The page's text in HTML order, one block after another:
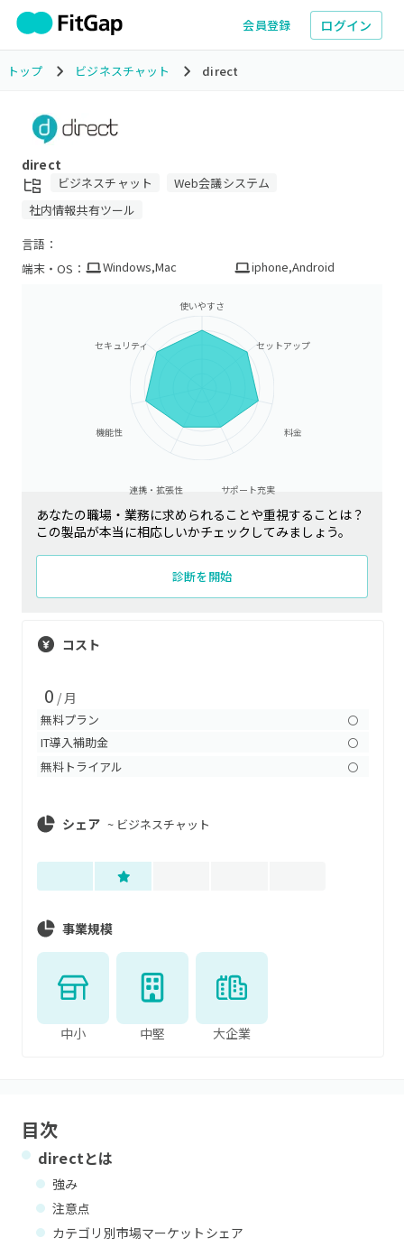
会員登録 ログイン
トップ ビジネスチャット direct
direct
ビジネスチャット
Web会議システム
社内情報共有ツール
言語：
端末・OS：
Windows,Mac iphone,Android
使いやすさ
セットアップ
料金
サポート充実
連携・拡張性
機能性
セキュリティ
あなたの職場・業務に求められることや重視することは？
この製品が本当に相応しいかチェックしてみましょう。
診断を開始
コスト
0 / 月
無料プラン 〇
IT導入補助金 〇
無料トライアル 〇
シェア ~ ビジネスチャット
事業規模
中小 中堅 大企業
目次
directとは
強み
注意点
カテゴリ別市場マーケットシェア